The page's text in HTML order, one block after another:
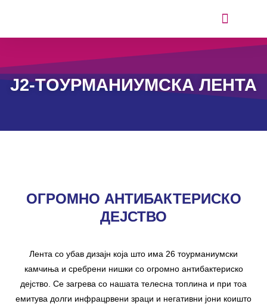
J2-ТOУРМАНИУМСКА ЛЕНТА
ОГРОМНО АНТИБАКТЕРИСКО
ДЕЈСТВО
Лента со убав дизајн која што има 26 тоурманиумски
камчиња и сребрени нишки со огромно антибактериско
дејство. Се загрева со нашата телесна топлина и при тоа
емитува долги инфрацрвени зраци и негативни јони коишто